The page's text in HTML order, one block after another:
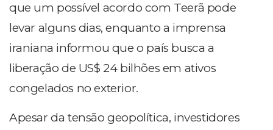
que um possível acordo com Teerã pode
levar alguns dias, enquanto a imprensa
iraniana informou que o país busca a
liberação de US$ 24 bilhões em ativos
congelados no exterior.
Apesar da tensão geopolítica, investidores